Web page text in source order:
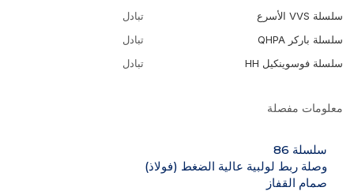
تبادل
سلسلة VVS الأسرع
تبادل
سلسلة باركر QHPA
تبادل
سلسلة فوسوينكيل HH
معلومات مفصلة
سلسلة 86
وصلة ربط لولبية عالية الضغط (فولاذ)
صمام القفاز